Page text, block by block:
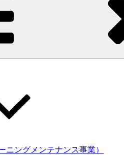
ニングメンテナンス事業）